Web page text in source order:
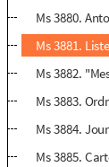
Ms 3880.
Ms 3881.
Ms 3882.
Ms 3883.
Ms 3884.
Ms 3885.